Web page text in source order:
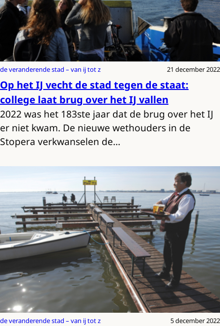
de veranderende stad – van ij tot z 21 december 2022
Op het IJ vecht de stad tegen de staat:
college laat brug over het IJ vallen
2022 was het 183ste jaar dat de brug over het IJ
er niet kwam. De nieuwe wethouders in de
Stopera verkwanselen de…
de veranderende stad – van ij tot z 5 december 2022